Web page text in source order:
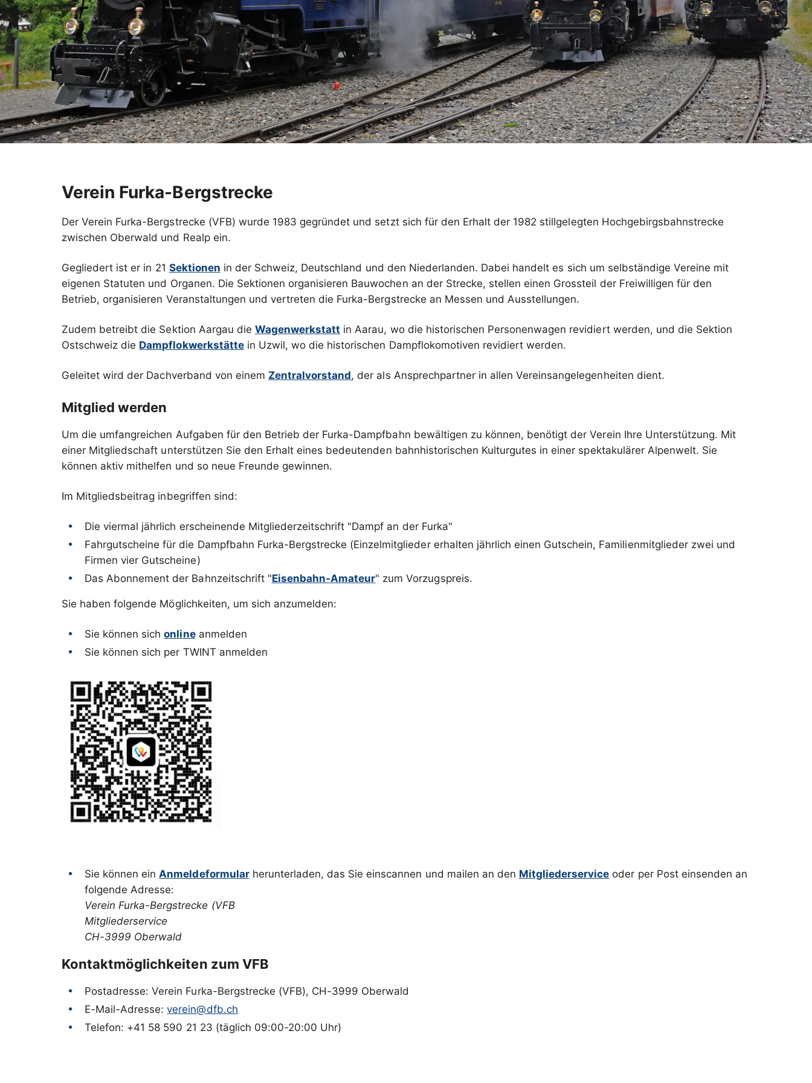
Verein Furka-Bergstrecke
Der Verein Furka-Bergstrecke (VFB) wurde 1983 gegründet und setzt sich für den Erhalt der 1982 stillgelegten Hochgebirgsbahnstrecke
zwischen Oberwald und Realp ein.
Gegliedert ist er in 21 Sektionen in der Schweiz, Deutschland und den Niederlanden. Dabei handelt es sich um selbständige Vereine mit
eigenen Statuten und Organen. Die Sektionen organisieren Bauwochen an der Strecke, stellen einen Grossteil der Freiwilligen für den
Betrieb, organisieren Veranstaltungen und vertreten die Furka-Bergstrecke an Messen und Ausstellungen.
Zudem betreibt die Sektion Aargau die Wagenwerkstatt in Aarau, wo die historischen Personenwagen revidiert werden, und die Sektion
Ostschweiz die Dampflokwerkstättein Uzwil, wo die historischen Dampflokomotiven revidiert werden.
Geleitet wird der Dachverband von einem Zentralvorstand, der als Ansprechpartner in allen Vereinsangelegenheiten dient.
Mitglied werden
Um die umfangreichen Aufgaben für den Betrieb der Furka-Dampfbahn bewältigen zu können, benötigt der Verein Ihre Unterstützung. Mit
einer Mitgliedschaft unterstützen Sie den Erhalt eines bedeutenden bahnhistorischen Kulturgutes in einer spektakulärer Alpenwelt. Sie
können aktiv mithelfen und so neue Freunde gewinnen.
Im Mitgliedsbeitrag inbegriffen sind:
Die viermal jährlich erscheinende Mitgliederzeitschrift "Dampf an der Furka"
Fahrgutscheine für die Dampfbahn Furka-Bergstrecke (Einzelmitglieder erhalten jährlich einen Gutschein, Familienmitglieder zwei und
Firmen vier Gutscheine)
Das Abonnement der Bahnzeitschrift "Eisenbahn-Amateur" zum Vorzugspreis.
Sie haben folgende Möglichkeiten, um sich anzumelden:
Sie können sichonlineanmelden
Sie können sich per TWINT anmelden
Sie können einAnmeldeformularherunterladen, das Sie einscannen und mailen an den Mitgliederservice oder per Post einsenden an
Verein Furka-Bergstrecke (VFB
Mitgliederservice
CH-3999 Oberwald
Kontaktmöglichkeiten zum VFB
Postadresse: Verein Furka-Bergstrecke (VFB), CH-3999 Oberwald
E-Mail-Adresse:verein@dfb.ch
Telefon: +41 58 590 21 23 (täglich 09:00-20:00 Uhr)